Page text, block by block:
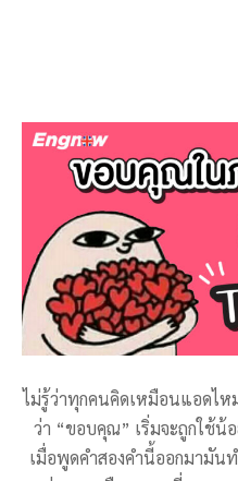
ไม่รู้ว่าทุกคนคิดเหมือนแอดไห
ว่า “ขอบคุณ” เริ่มจะถูกใช้น้
เมื่อพูดคำสองคำนี้ออกมามัน